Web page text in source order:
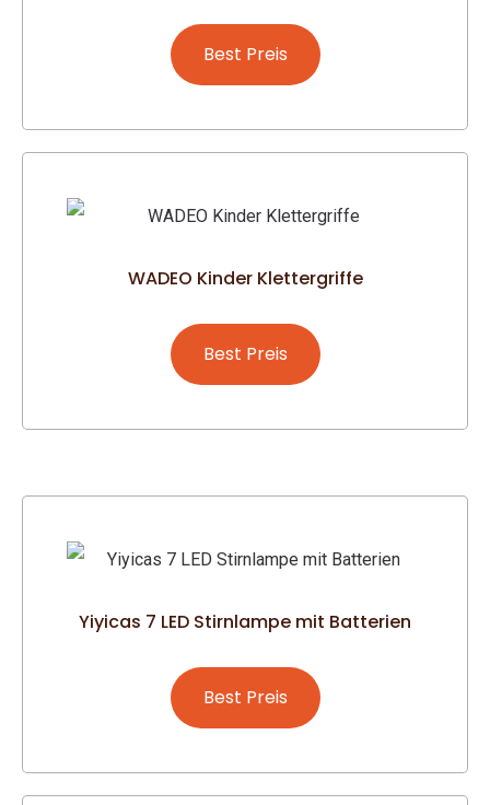
Best Preis
WADEO Kinder Klettergriffe
Best Preis
Yiyicas 7 LED Stirnlampe mit Batterien
Best Preis